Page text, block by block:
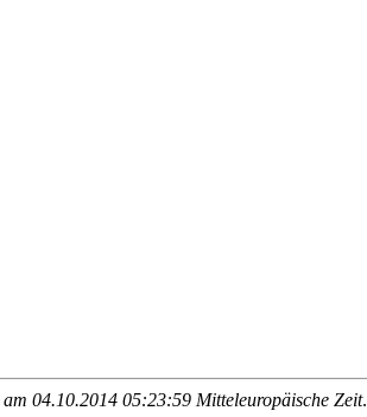
am 04.10.2014 05:23:59 Mitteleuropäische Zeit.